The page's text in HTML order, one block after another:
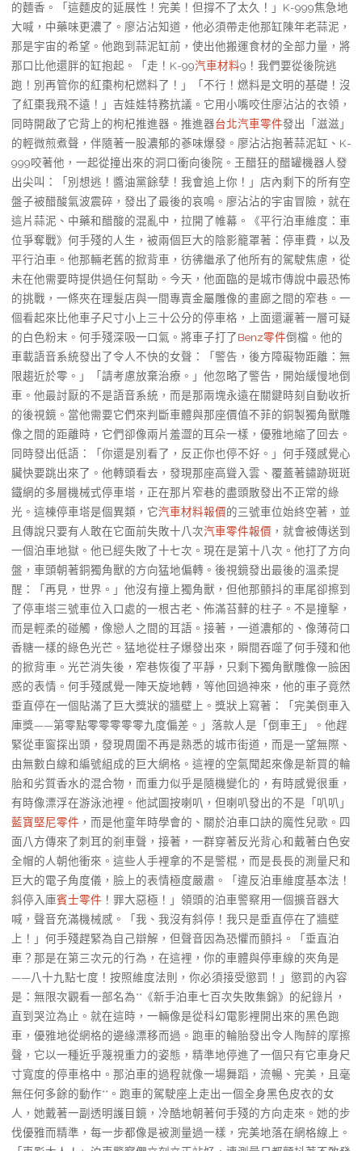
的麵香。「這麵皮的延展性！完美！但撐不了太久！」K-999焦急地
大喊，中藥味更濃了。廖沾沾知道，他必須帶走他那缸陳年老蒜泥，
那是宇宙的希望。他跑到蒜泥缸前，使出他搬運食材的全部力量，將
那口比他還胖的缸抱起。「走！K-99汽車材料9！我們要從後院逃
跑！別再管你的紅棗枸杞燃料了！」「不行！燃料是文明的基礎！沒
了紅棗我飛不遠！」吉娃娃特務抗議。它用小嘴咬住廖沾沾的衣領，
同時開啟了它背上的枸杞推進器。推進器台北汽車零件發出「滋滋」
的輕微煎煮聲，伴隨著一股濃郁的蔘味爆發。廖沾沾抱著蒜泥缸、K-
999咬著他，一起從撞出來的洞口衝向後院。王醋狂的醋罐機器人發
出尖叫：「別想逃！醬油黨餘孽！我會追上你！」店內剩下的所有空
盤子被醋酸氣波震碎，發出了最後的哀鳴。廖沾沾的宇宙冒險，就在
這片蒜泥、中藥和醋酸的混亂中，拉開了帷幕。《平行泊車維度：車
位爭奪戰》何手殘的人生，被兩個巨大的陰影籠罩著：停車費，以及
平行泊車。他那輛老舊的掀背車，彷彿繼承了他所有的駕駛焦慮，從
未在他需要時提供過任何幫助。今天，他面臨的是城市傳說中最恐怖
的挑戰，一條夾在理髮店與一間專賣金屬雕像的畫廊之間的窄巷。一
個看起來比他車子尺寸小上三十公分的停車格，上面還灑著一層可疑
的白色粉末。何手殘深吸一口氣。將車子打了Benz零件倒檔。他的
車載語音系統發出了令人不快的女聲：「警告，後方障礙物距離：無
限趨近於零。」「請考慮放棄治療。」他忽略了警告，開始緩慢地倒
車。他最討厭的不是語音系統，而是那兩塊永遠在關鍵時刻自動收折
的後視鏡。當他需要它們來判斷車體與那座價值不菲的銅製獨角獸雕
像之間的距離時，它們卻像兩片羞澀的耳朵一樣，優雅地縮了回去。
同時發出低語：「你還是別看了，反正你也停不好。」何手殘感覺心
臟快要跳出來了。他轉頭看去，發現那座高聳入雲、覆蓋著鏽跡斑斑
鐵網的多層機械式停車塔，正在那片窄巷的盡頭散發出不正常的綠
光。這棟停車塔是個異類，它汽車材料報價的三號車位始終空著，並
且傳說只要有人敢在它面前失敗十八次汽車零件報價 ，就會被傳送到
一個泊車地獄。他已經失敗了十七次。現在是第十八次。他打了方向
盤，車頭朝著銅獨角獸的方向猛地偏轉。後視鏡發出最後的溫柔提
醒：「再見，世界。」他沒有撞上獨角獸，但他那顫抖的車尾卻擦到
了停車塔三號車位入口處的一根古老、佈滿苔蘚的柱子。不是撞擊，
而是輕柔的碰觸，像戀人之間的耳語。接著，一道濃郁的、像薄荷口
香糖一樣的綠色光芒。猛地從柱子爆發出來，瞬間吞噬了何手殘和他
的掀背車。光芒消失後，窄巷恢復了平靜，只剩下獨角獸雕像一臉困
惑的表情。何手殘感覺一陣天旋地轉，等他回過神來，他的車子竟然
垂直停在一個貼滿了巨大獎狀的牆壁上。獎狀上寫著：「完美倒車入
庫獎——第零點零零零零零九度偏差。」落款人是「倒車王」。他趕
緊從車窗探出頭，發現周圍不再是熟悉的城市街道，而是一望無際、
由無數白線和編號組成的巨大網格。這裡的空氣聞起來像是新買的輪
胎和劣質香水的混合物，而重力似乎是隨機變化的，有時感覺很重，
有時像漂浮在游泳池裡。他試圖按喇叭，但喇叭發出的不是「叭叭」
藍寶堅尼零件 ，而是他童年時學會的、關於泊車口訣的魔性兒歌。四
面八方傳來了刺耳的剎車聲，接著，一群穿著反光背心和戴著白色安
全帽的人朝他衝來。這些人手裡拿的不是警棍，而是長長的測量尺和
巨大的電子角度儀，臉上的表情極度嚴肅。「違反泊車維度基本法！
斜停入庫賓士零件 ！罪大惡極！」領頭的泊車警察用一個擴音器大
喊，聲音充滿機械感。「我、我沒有斜停！我只是垂直停在了牆壁
上！」何手殘趕緊為自己辯解，但聲音因為恐懼而顫抖。「垂直泊
車？那是在第三次元的行為，在這裡，你的車體與停車線的夾角是
——八十九點七度！按照維度法則，你必須接受懲罰！」懲罰的內容
是：無限次觀看一部名為**《新手泊車七百次失敗集錦》的紀錄片，
直到哭泣為止。就在這時，一輛像是從科幻電影裡開出來的黑色跑
車，優雅地從網格的邊緣漂移而過。跑車的輪胎發出令人陶醉的摩擦
聲，它以一種近乎蔑視重力的姿態，精準地停進了一個只有它車身尺
寸寬度的停車格中。那泊車的過程就像一場舞蹈，流暢、完美，且毫
無任何多餘的動作**。跑車的駕駛座上走出一個全身黑色皮衣的女
人，她戴著一副透明護目鏡，冷酷地朝著何手殘的方向走來。她的步
伐優雅而精準，每一步都像是被測量過一樣，完美地落在網格線上。